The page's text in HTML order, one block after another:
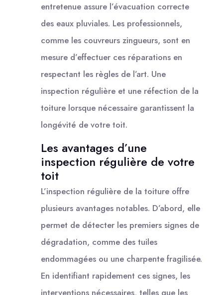
entretenue assure l’évacuation correcte
des eaux pluviales. Les professionnels,
comme les couvreurs zingueurs, sont en
mesure d’effectuer ces réparations en
respectant les règles de l’art. Une
inspection régulière et une réfection de la
toiture lorsque nécessaire garantissent la
longévité de votre toit.
Les avantages d’une
inspection régulière de votre
toit
L’inspection régulière de la toiture offre
plusieurs avantages notables. D’abord, elle
permet de détecter les premiers signes de
dégradation, comme des tuiles
endommagées ou une charpente fragilisée.
En identifiant rapidement ces signes, les